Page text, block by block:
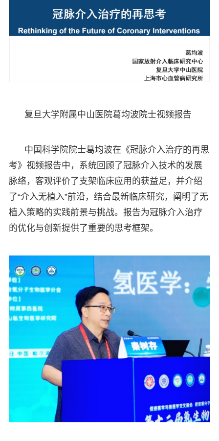
复旦大学附属中山医院葛均波院士视频报告
中国科学院院士葛均波在《冠脉介入治疗的再思
考》视频报告中，系统回顾了冠脉介入技术的发展
脉络，客观评价了支架临床应用的获益足，并介绍
了“介入无植入”前沿，结合最新临床研究，阐明了无
植入策略的实践前景与挑战。报告为冠脉介入治疗
的优化与创新提供了重要的思考框架。